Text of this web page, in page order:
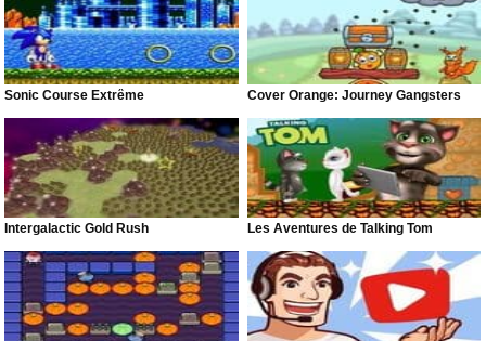
Sonic Course Extrême Cover Orange: Journey Gangsters
Intergalactic Gold Rush Les Aventures de Talking Tom